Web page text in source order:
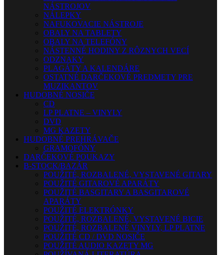
NÁSTROJOV
NÁLEPKY
NAFUKOVACIE NÁSTROJE
OBALY NA TABLETY
OBALY NA TELEFÓNY
NÁSTENNÉ HODINY Z RÔZNYCH VECÍ
ODZNAKY
PLAGÁTY A KALENDÁRE
OSTATNÉ DARČEKOVÉ PREDMETY PRE
MUZIKANTOV
HUDOBNÉ NOSIČE
CD
LP PLATNE – VINYLY
DVD
MG KAZETY
HUDOBNÉ PREHRÁVAČE
GRAMOFÓNY
DARČEKOVÉ POUKAZY
B-STOCK/BAZÁR
POUŽITÉ, ROZBALENÉ, VYSTAVENÉ GITARY
POUŽITÉ GITAROVÉ APARÁTY
POUŽITÉ BASGITARY A BASGITAROVÉ
APARÁTY
POUŽITÉ ELEKTRÓNKY
POUŽITÉ, ROZBALENÉ, VYSTAVENÉ BICIE
POUŽITÉ, ROZBALENÉ VINYLY, LP PLATNE
POUŽITÉ CD / DVD NOSIČE
POUŽITÉ AUDIO KAZETY MG